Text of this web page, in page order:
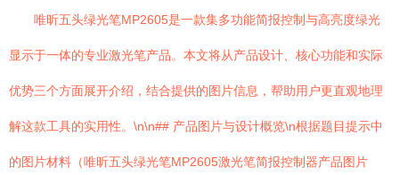
唯昕五头绿光笔MP2605是一款集多功能简报控制与高亮度绿光
显示于一体的专业激光笔产品。本文将从产品设计、核心功能和实际
优势三个方面展开介绍，结合提供的图片信息，帮助用户更直观地理
解这款工具的实用性。\n\n## 产品图片与设计概览\n根据题目提示中
的图片材料（唯昕五头绿光笔MP2605激光笔简报控制器产品图片